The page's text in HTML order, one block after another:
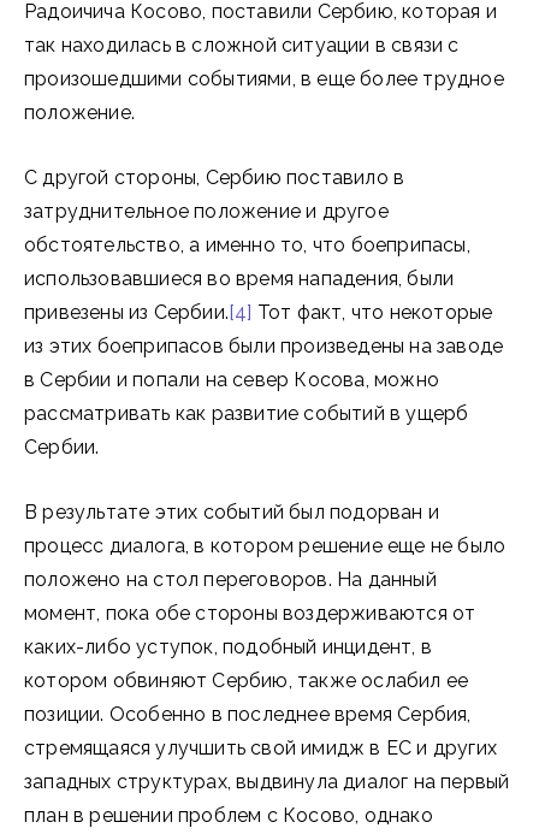
Радоичича Косово, поставили Сербию, которая и
так находилась в сложной ситуации в связи с
произошедшими событиями, в еще более трудное
положение.
С другой стороны, Сербию поставило в
затруднительное положение и другое
обстоятельство, а именно то, что боеприпасы,
использовавшиеся во время нападения, были
привезены из Сербии.[4] Тот факт, что некоторые
из этих боеприпасов были произведены на заводе
в Сербии и попали на север Косова, можно
рассматривать как развитие событий в ущерб
Сербии.
В результате этих событий был подорван и
процесс диалога, в котором решение еще не было
положено на стол переговоров. На данный
момент, пока обе стороны воздерживаются от
каких-либо уступок, подобный инцидент, в
котором обвиняют Сербию, также ослабил ее
позиции. Особенно в последнее время Сербия,
стремящаяся улучшить свой имидж в ЕС и других
западных структурах, выдвинула диалог на первый
план в решении проблем с Косово, однако